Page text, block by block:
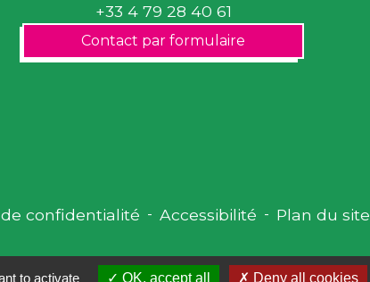
+33 4 79 28 40 61
Contact par formulaire
confidentialité - Accessibilité - Plan du site
to activate OK, accept all Deny all cookies